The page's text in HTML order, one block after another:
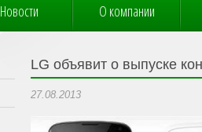
Новости О компании
LG объявит о выпуске
27.08.2013